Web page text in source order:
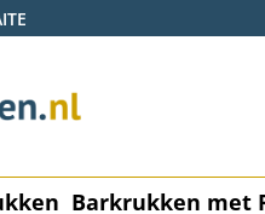
Barkrukken met